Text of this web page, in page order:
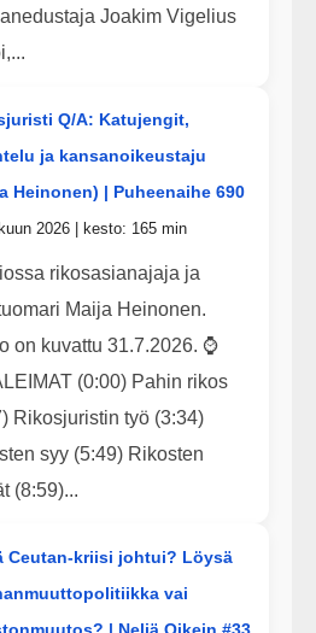
Joakim Vigelius
Q/A: Katujengit,
ja kansanoikeustaju
Heinonen) | Puheenaihe 690
2026 | kesto: 165 min
rikosasianajaja ja
Maija Heinonen.
on kuvattu 31.7.2026. ⌚
(0:00) Pahin rikos
Rikosjuristin työ (3:34)
syy (5:49) Rikosten
(8:59)...
Ceutan-kriisi johtui? Löysä
vai